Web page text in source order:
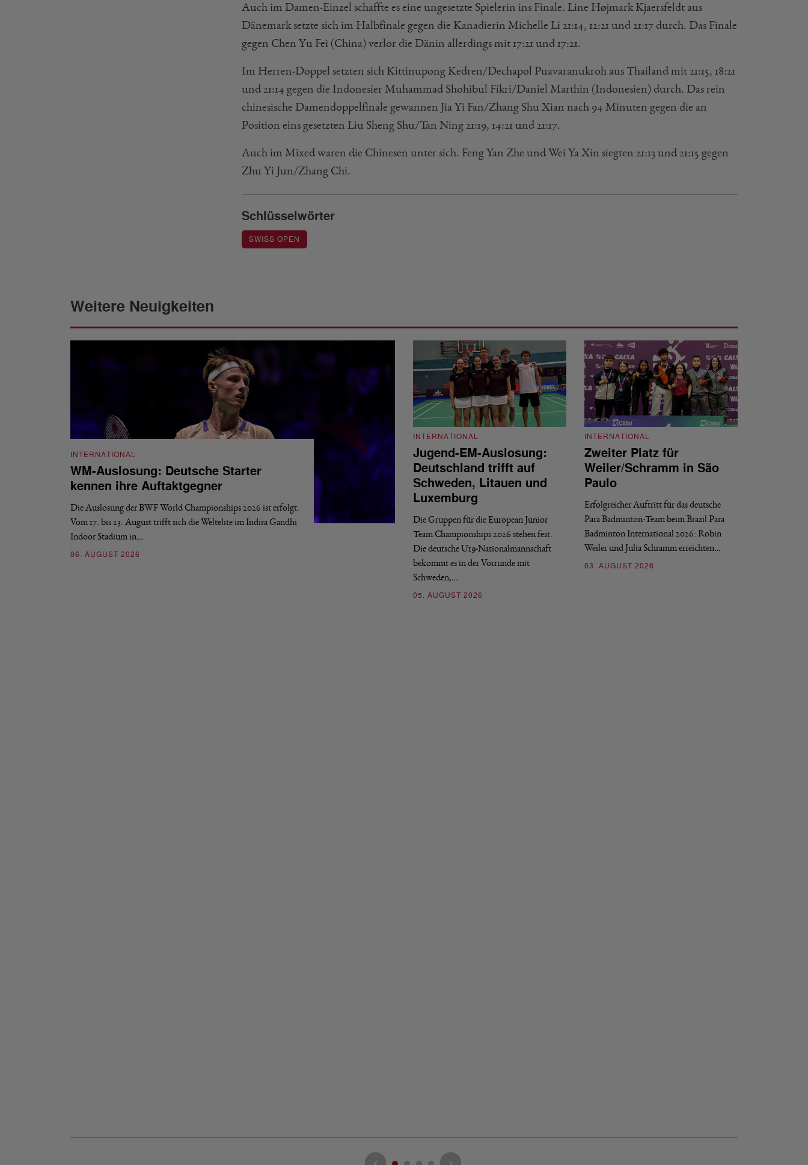
Auch im Damen-Einzel schaffte es eine ungesetzte Spielerin ins Finale. Line Højmark Kjaersfeldt aus
Dänemark setzte sich im Halbfinale gegen die Kanadierin Michelle Li 21:14, 12:21 und 21:17 durch. Das Finale
gegen Chen Yu Fei (China) verlor die Dänin allerdings mit 17:21 und 17:21.
Im Herren-Doppel setzten sich Kittinupong Kedren/Dechapol Puavaranukroh aus Thailand mit 21:15, 18:21
und 21:14 gegen die Indonesier Muhammad Shohibul Fikri/Daniel Marthin (Indonesien) durch. Das rein
chinesische Damendoppelfinale gewannen Jia Yi Fan/Zhang Shu Xian nach 94 Minuten gegen die an
Position eins gesetzten Liu Sheng Shu/Tan Ning 21:19, 14:21 und 21:17.
Auch im Mixed waren die Chinesen unter sich. Feng Yan Zhe und Wei Ya Xin siegten 21:13 und 21:15 gegen
Zhu Yi Jun/Zhang Chi.
Schlüsselwörter
SWISS OPEN
Weitere Neuigkeiten
INTERNATIONAL
WM-Auslosung: Deutsche Starter
kennen ihre Auftaktgegner
Die Auslosung der BWF World Championships 2026 ist erfolgt.
Vom 17. bis 23. August trifft sich die Weltelite im Indira Gandhi
Indoor Stadium in…
06. AUGUST 2026
INTERNATIONAL
Jugend-EM-Auslosung:
Deutschland trifft auf
Schweden, Litauen und
Luxemburg
Die Gruppen für die European Junior
Team Championships 2026 stehen fest.
Die deutsche U19-Nationalmannschaft
bekommt es in der Vorrunde mit
Schweden,…
05. AUGUST 2026
INTERNATIONAL
Zweiter Platz für
Weiler/Schramm in São
Paulo
Erfolgreicher Auftritt für das deutsche
Para Badminton-Team beim Brazil Para
Badminton International 2026: Robin
Weiler und Julia Schramm erreichten…
03. AUGUST 2026